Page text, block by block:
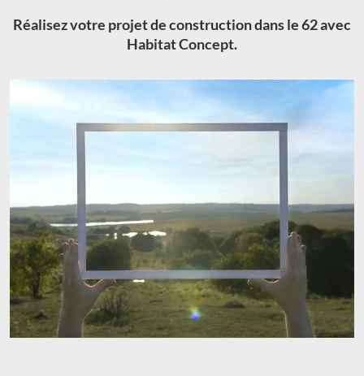
Réalisez votre projet de construction dans le 62 avec
Habitat Concept.